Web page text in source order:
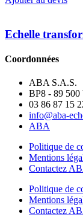
Echelle
3
plans
modèle
transformable
Echelle
Coordonnées
ABA S.A.S.
BP8 - 89 500
03 86 87 15
info@aba-
ABA
Politique de
Mentions
Contactez
Politique de
Mentions
Contactez